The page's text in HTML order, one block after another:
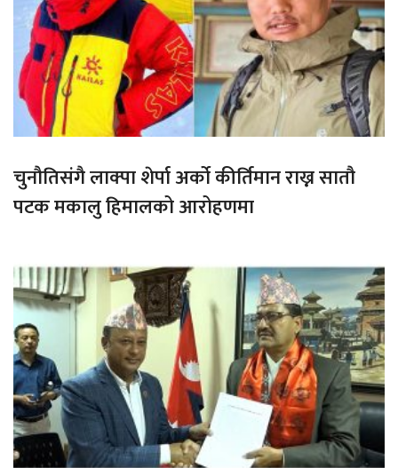
चुनौतिसंगै लाक्पा शेर्पा अर्को कीर्तिमान राख्न सातौ
पटक मकालु हिमालको आरोहणमा